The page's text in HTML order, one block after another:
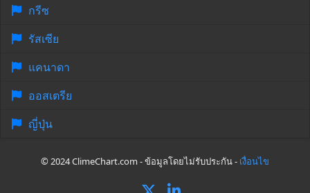
กรีซ
รัสเซีย
แคนาดา
ออสเตรีย
ญี่ปุ่น
© 2024 ClimeChart.com - ข้อมูลโดยไม่รับประกัน - เงื่อนไข